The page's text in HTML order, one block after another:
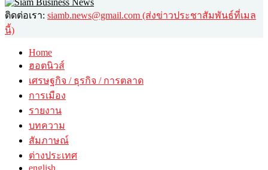
ติดต่อเรา: siamb.news@gmail.com (ส่งข่าวประชาสัมพันธ์ที่เมล
นี้)
Home
ฮอตนิวส์
เศรษฐกิจ / ธุรกิจ / การตลาด
การเมือง
รายงาน
บทความ
สัมภาษณ์
ต่างประเทศ